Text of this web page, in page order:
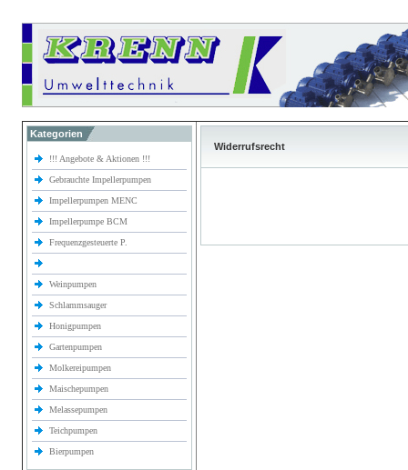
Kategorien
!!! Angebote & Aktionen !!!
Gebrauchte Impellerpumpen
Impellerpumpen MENC
Impellerpumpe BCM
Frequenzgesteuerte P.
Weinpumpen
Schlammsauger
Honigpumpen
Gartenpumpen
Molkereipumpen
Maischepumpen
Melassepumpen
Teichpumpen
Bierpumpen
Widerrufsrecht